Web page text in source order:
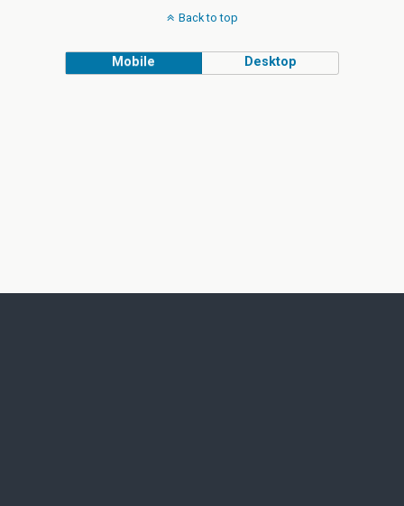
Back to top
Mobile Desktop